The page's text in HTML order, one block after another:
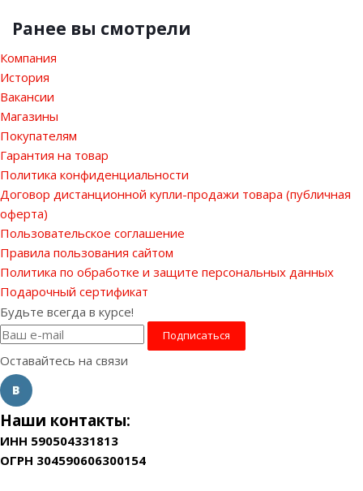
Ранее вы смотрели
Компания
История
Вакансии
Магазины
Покупателям
Гарантия на товар
Политика конфиденциальности
Договор дистанционной купли-продажи товара (публичная
оферта)
Пользовательское соглашение
Правила пользования сайтом
Политика по обработке и защите персональных данных
Подарочный сертификат
Будьте всегда в курсе!
Оставайтесь на связи
Наши контакты:
ИНН 590504331813
ОГРН 304590606300154